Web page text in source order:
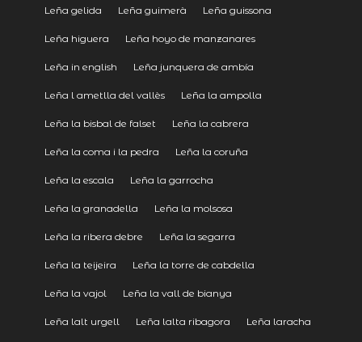
Leña gelida Leña guimerà Leña guissona
Leña higuera Leña hoyo de manzanares
Leña in english Leña junquera de ambía
Leña l ametlla del vallès Leña la ampolla
Leña la bisbal de falset Leña la cabrera
Leña la coma i la pedra Leña la coruña
Leña la escala Leña la garrocha
Leña la granadella Leña la molsosa
Leña la ribera debre Leña la segarra
Leña la teijeira Leña la torre de cabdella
Leña la vajol Leña la vall de bianya
Leña lalt urgell Leña lalta ribagora Leña laracha